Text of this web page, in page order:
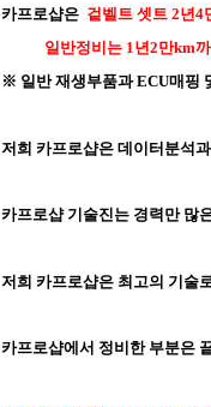
카프로샵은 겉벨트 셋트 2년4
일반정비는 1년2만km
※ 일반 재생부품과 ECU매핑
저희 카프로샵은 데이터분석
카프로샵 기술진는 경력만 많
저희 카프로샵은 최고의 기술
카프로샵에서 정비한 부분은